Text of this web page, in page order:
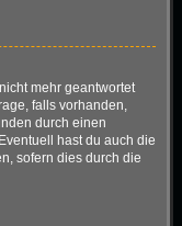
mehr geantwortet
falls vorhanden,
durch einen
hast du auch die
sofern dies durch die